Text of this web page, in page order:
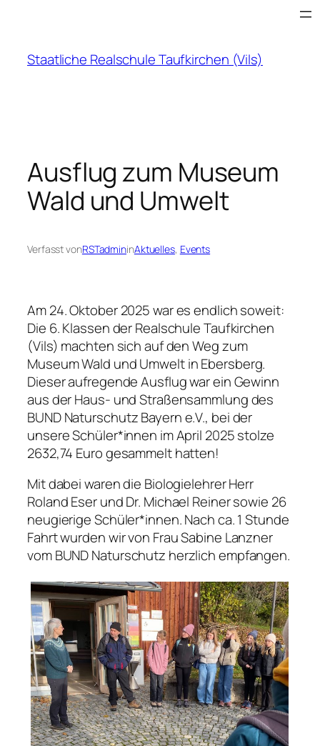
Staatliche Realschule Taufkirchen (Vils)
Ausflug zum Museum
Wald und Umwelt
Verfasst vonRSTadmininAktuelles, Events
Am 24. Oktober 2025 war es endlich soweit:
Die 6. Klassen der Realschule Taufkirchen
(Vils) machten sich auf den Weg zum
Museum Wald und Umwelt in Ebersberg.
Dieser aufregende Ausflug war ein Gewinn
aus der Haus- und Straßensammlung des
BUND Naturschutz Bayern e.V., bei der
unsere Schüler*innen im April 2025 stolze
2632,74 Euro gesammelt hatten!
Mit dabei waren die Biologielehrer Herr
Roland Eser und Dr. Michael Reiner sowie 26
neugierige Schüler*innen. Nach ca. 1 Stunde
Fahrt wurden wir von Frau Sabine Lanzner
vom BUND Naturschutz herzlich empfangen.